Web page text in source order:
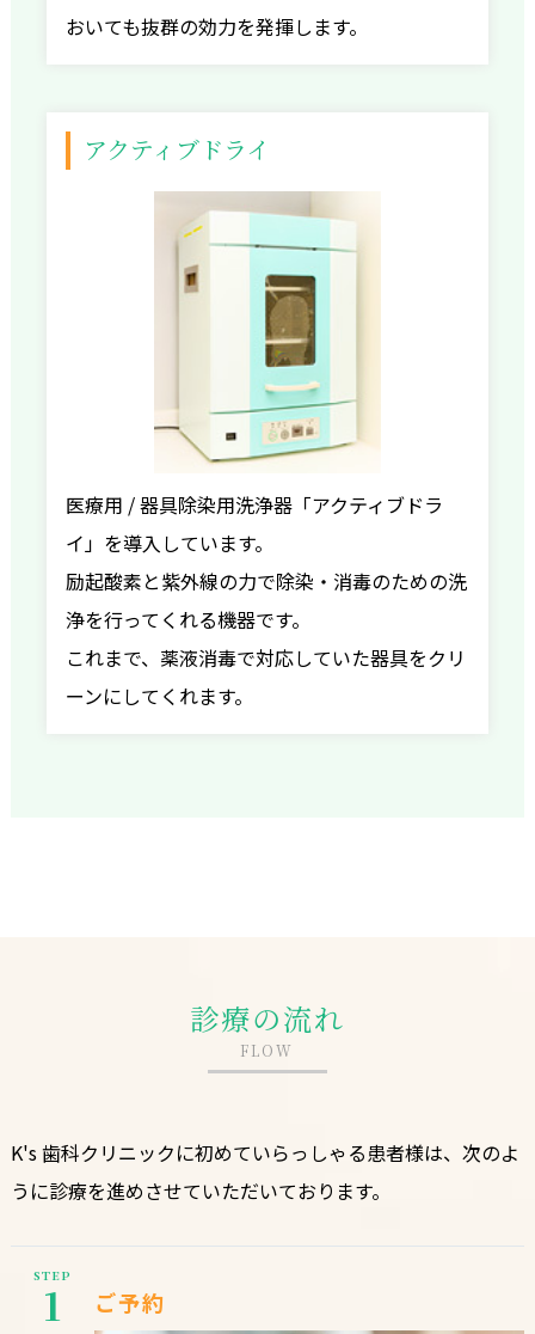
おいても抜群の効力を発揮します。
アクティブドライ
医療用 / 器具除染用洗浄器「アクティブドラ
イ」を導入しています。
励起酸素と紫外線の力で除染・消毒のための洗
浄を行ってくれる機器です。
これまで、薬液消毒で対応していた器具をクリ
ーンにしてくれます。
診療の流れ
FLOW
K's 歯科クリニックに初めていらっしゃる患者様は、次のよ
うに診療を進めさせていただいております。
STEP
1 ご予約